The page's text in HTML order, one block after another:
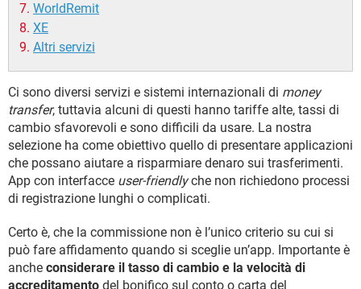
WorldRemit
XE
Altri servizi
Ci sono diversi servizi e sistemi internazionali di money
transfer, tuttavia alcuni di questi hanno tariffe alte, tassi di
cambio sfavorevoli e sono difficili da usare. La nostra
selezione ha come obiettivo quello di presentare applicazioni
che possano aiutare a risparmiare denaro sui trasferimenti.
App con interfacce user-friendlyche non richiedono processi
di registrazione lunghi o complicati.
Certo è, che la commissione non è l’unico criterio su cui si
può fare affidamento quando si sceglie un’app. Importante è
anche considerare il tasso di cambio e la velocità di
accreditamento del bonifico sul conto o carta del